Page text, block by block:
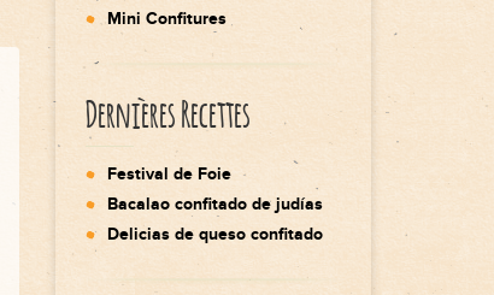
Mini Confitures
Dernières Recettes
Festival de Foie
Bacalao confitado de judías
Delicias de queso confitado